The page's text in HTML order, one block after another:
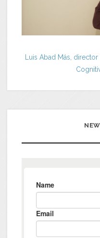
Luis Abad Más,